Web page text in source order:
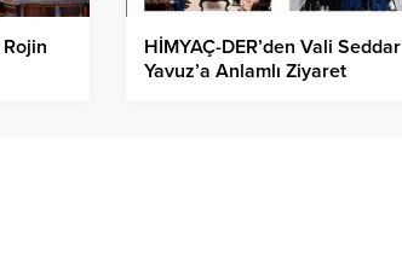
HİMYAÇ-DER’den Vali Seddar
Yavuz’a Anlamlı Ziyaret